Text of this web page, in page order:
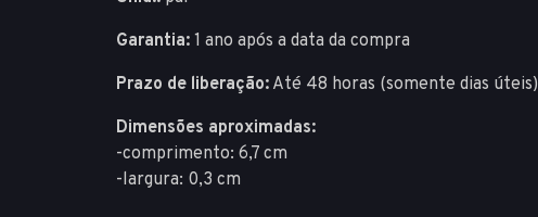
Garantia: 1 ano após a data da compra
Prazo de liberação: Até 48 horas (somente dias úteis)
Dimensões aproximadas:
-comprimento: 6,7 cm
-largura: 0,3 cm